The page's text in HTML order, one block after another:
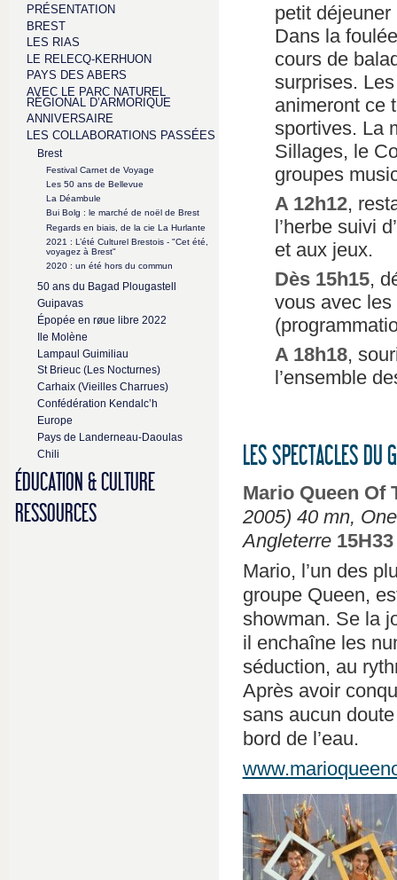
PRÉSENTATION
BREST
LES RIAS
LE RELECQ-KERHUON
PAYS DES ABERS
AVEC LE PARC NATUREL
RÉGIONAL D’ARMORIQUE
ANNIVERSAIRE
LES COLLABORATIONS PASSÉES
Brest
Festival Carnet de Voyage
Les 50 ans de Bellevue
La Déambule
Bui Bolg : le marché de noël de Brest
Regards en biais, de la cie La Hurlante
2021 : L’été Culturel Brestois - "Cet été,
voyagez à Brest"
2020 : un été hors du commun
50 ans du Bagad Plougastell
Guipavas
Épopée en røue libre 2022
Ile Molène
Lampaul Guimiliau
St Brieuc (Les Nocturnes)
Carhaix (Vieilles Charrues)
Confédération Kendalc’h
Europe
Pays de Landerneau-Daoulas
Chili
ÉDUCATION & CULTURE
RESSOURCES
petit déjeuner
Dans la
cours de
surprises.
animeront ce
sportives. La
Sillages, le
groupes
A 12h12,
l’herbe suivi
et aux jeux.
Dès 15h15,
vous avec
A 18h18,
l’ensemble
LES SPECTACLES DU
Mario Queen Of
2005) 40 mn,
Angleterre 15H33
Mario, l’un des
groupe Queen,
showman. Se la
il enchaîne les
séduction, au
Après avoir
sans aucun
bord de l’eau.